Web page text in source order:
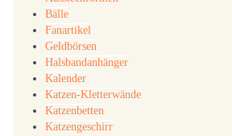
Bälle
Fanartikel
Geldbörsen
Halsbandanhänger
Kalender
Katzen-Kletterwände
Katzenbetten
Katzengeschirr